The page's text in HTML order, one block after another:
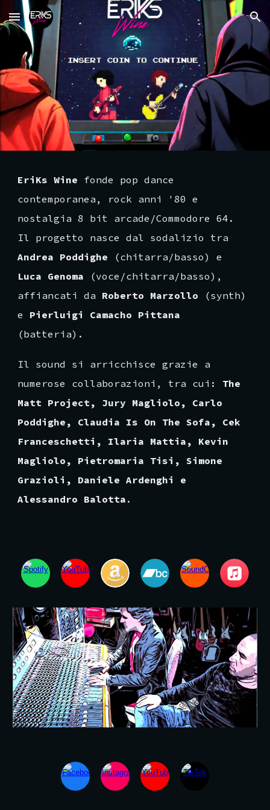
Skip to main content Skip to navigation
EriKs Wine fonde pop dance
contemporanea, rock anni '80 e
nostalgia 8 bit arcade/Commodore 64.
Il progetto nasce dal sodalizio tra
Andrea Poddighe (chitarra/basso) e
Luca Genoma (voce/chitarra/basso),
affiancati da Roberto Marzollo (synth)
e Pierluigi Camacho Pittana
(batteria).
Il sound si arricchisce grazie a
numerose collaborazioni, tra cui: The
Matt Project, Jury Magliolo, Carlo
Poddighe, Claudia Is On The Sofa, Cek
Franceschetti, Ilaria Mattia, Kevin
Magliolo, Pietromaria Tisi, Simone
Grazioli, Daniele Ardenghi e
Alessandro Balotta .